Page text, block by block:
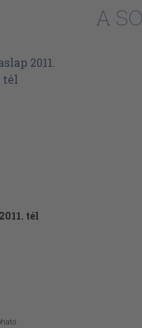
A
tél